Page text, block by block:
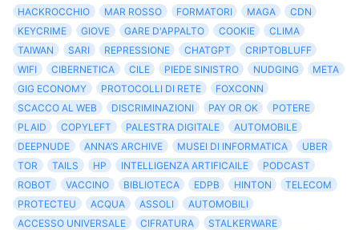
HACKROCCHIO
MAR ROSSO FORMATORI MAGA
CDN
KEYCRIME
GIOVE GARE D'APPALTO COOKIE
CLIMA
TAIWAN
SARI REPRESSIONE CHATGPT
CRIPTOBLUFF
WIFI
CIBERNETICA CILE PIEDE SINISTRO NUDGING
META
GIG ECONOMY
PROTOCOLLI DI RETE
FOXCONN
SCACCO AL WEB
DISCRIMINAZIONI PAY OR OK
POTERE
PLAID
COPYLEFT PALESTRA DIGITALE
AUTOMOBILE
DEEPNUDE
ANNA’S ARCHIVE MUSEI DI INFORMATICA
UBER
TOR
TAILS HP INTELLIGENZA ARTIFICAILE
PODCAST
ROBOT
VACCINO BIBLIOTECA EDPB HINTON
TELECOM
PROTECTEU
ACQUA ASSOLI
AUTOMOBILI
ACCESSO UNIVERSALE
CIFRATURA
STALKERWARE